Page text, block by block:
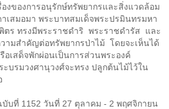
องของการอนุรักษ์ทรัพยากรและสิ่งแวดล้อม
เสมอมา พระบาทสมเด็จพระปรมินทรมหา
ตร ทรงมีพระราชดำริ พระราชดำรัส และ
ามสำคัญต่อทรัพยากรป่าไม้ โดยจะเห็นได้
อเสด็จพักผ่อนเป็นการส่วนพระองค์
บรมวงศานุวงศ์จะทรง ปลูกต้นไม้ไว้ใน
บที่ 1152 วันที่ 27 ตุลาคม - 2 พฤศจิกายน